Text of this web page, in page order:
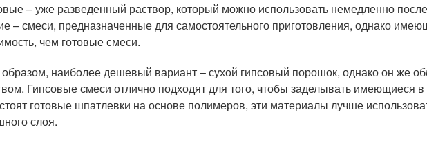
– уже разведенный раствор, который можно использовать немедленно
– смеси, предназначенные для самостоятельного приготовления, однако
чем готовые смеси.
наиболее дешевый вариант – сухой гипсовый порошок, однако он же
Гипсовые смеси отлично подходят для того, чтобы заделывать имеющиеся
готовые шпатлевки на основе полимеров, эти материалы лучше
слоя.